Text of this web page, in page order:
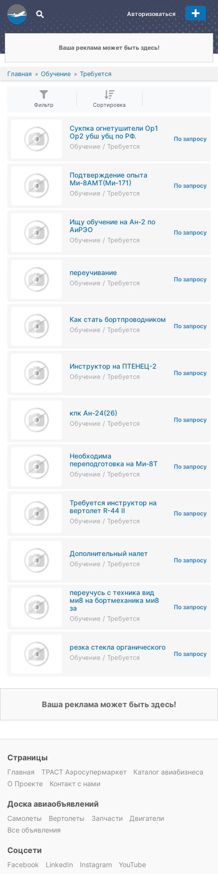
Авторизоваться
Ваша реклама может быть здесь!
Главная Обучение Требуется
Фильтр Сортировка
Сукпка огнетушители Ор1
Ор2 убш убц по РФ.
Обучение / Требуется
По запросу
Подтверждение опыта
Ми-8АМТ(Ми-171)
Обучение / Требуется
По запросу
Ищу обучение на Ан-2 по
АиРЭО
Обучение / Требуется
По запросу
переучивание
Обучение / Требуется По запросу
Как стать бортпроводником
Обучение / Требуется По запросу
Инструктор на ПТЕНЕЦ-2
Обучение / Требуется По запросу
кпк Ан-24(26)
Обучение / Требуется По запросу
Необходима
переподготовка на Ми-8Т
Обучение / Требуется
По запросу
Требуется инструктор на
вертолет R-44 II
Обучение / Требуется
По запросу
Дополнительный налет
Обучение / Требуется По запросу
переучусь с техника вид
ми8 на бортмеханика ми8
за
Обучение / Требуется
По запросу
резка стекла органического
Обучение / Требуется По запросу
Ваша реклама может быть здесь!
Страницы
Главная ТРАСТ Аэросупермаркет
Каталог авиабизнеса
О Проекте
Контакт с нами
Доска авиаобъявлений
Самолеты Вертолеты Запчасти
Двигатели
Все объявления
Соцсети
Facebook LinkedIn Instagram YouTube